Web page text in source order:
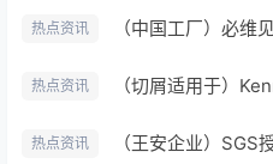
热点资讯
热点资讯
热点资讯 （王安企业）SGS